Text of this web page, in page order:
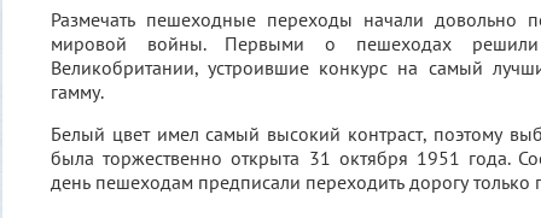
Размечать пешеходные переходы начали довольно
мировой войны. Первыми о пешеходах решили
Великобритании, устроившие конкурс на самый
гамму.
Белый цвет имел самый высокий контраст, поэтому
была торжественно открыта 31 октября 1951 года.
день пешеходам предписали переходить дорогу